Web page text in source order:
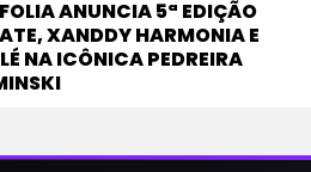
ANUNCIA 5ª EDIÇÃO
XANDDY HARMONIA E
NA ICÔNICA PEDREIRA